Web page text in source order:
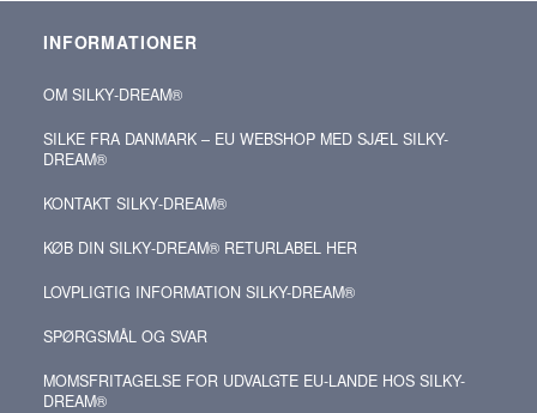
INFORMATIONER
OM SILKY‑DREAM®
SILKE FRA DANMARK – EU WEBSHOP MED SJÆL SILKY-
DREAM®
KONTAKT SILKY‑DREAM®
KØB DIN SILKY‑DREAM® RETURLABEL HER
LOVPLIGTIG INFORMATION SILKY-DREAM®
SPØRGSMÅL OG SVAR
MOMSFRITAGELSE FOR UDVALGTE EU-LANDE HOS SILKY-
DREAM®